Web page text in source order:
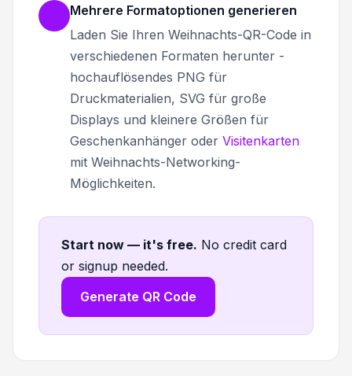
Mehrere Formatoptionen generieren
Laden Sie Ihren Weihnachts-QR-Code in
verschiedenen Formaten herunter -
hochauflösendes PNG für
Druckmaterialien, SVG für große
Displays und kleinere Größen für
Geschenkanhänger oder Visitenkarten
mit Weihnachts-Networking-
Möglichkeiten.
Start now — it's free. No credit card
or signup needed.
Generate QR Code